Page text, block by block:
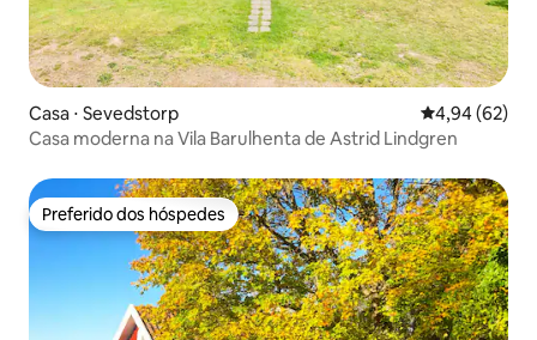
Casa ⋅ Sevedstorp 4,94 de uma
4,94 (62)
Casa moderna na Vila Barulhenta de Astrid Lindgren
Preferido dos hóspedes
Preferido dos hóspedes